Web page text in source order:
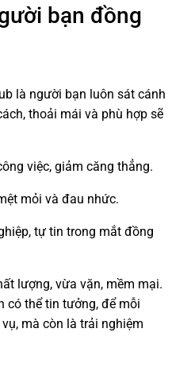
bạn đồng
là người bạn luôn sát cánh
thoải mái và phù hợp sẽ
việc, giảm căng thẳng.
mỏi và đau nhức.
tự tin trong mắt đồng
lượng, vừa vặn, mềm mại.
có thể tin tưởng, để mỗi
mà còn là trải nghiệm